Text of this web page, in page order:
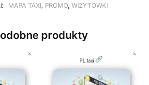
MAPA TAXI, PROMO, WIZYTÓWKI
produkty